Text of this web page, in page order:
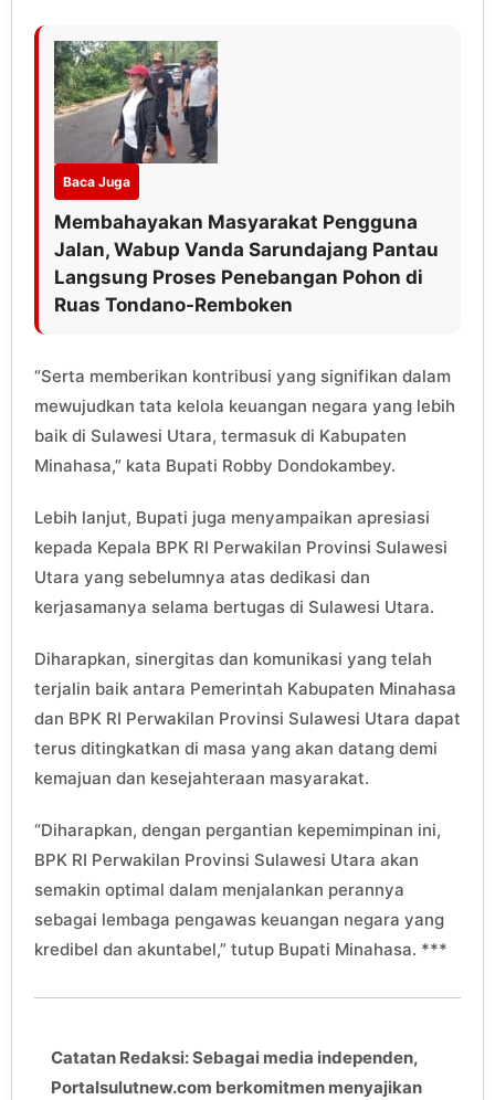
Baca Juga
Membahayakan Masyarakat Pengguna
Jalan, Wabup Vanda Sarundajang Pantau
Langsung Proses Penebangan Pohon di
Ruas Tondano-Remboken
“Serta memberikan kontribusi yang signifikan dalam
mewujudkan tata kelola keuangan negara yang lebih
baik di Sulawesi Utara, termasuk di Kabupaten
Minahasa,” kata Bupati Robby Dondokambey.
Lebih lanjut, Bupati juga menyampaikan apresiasi
kepada Kepala BPK RI Perwakilan Provinsi Sulawesi
Utara yang sebelumnya atas dedikasi dan
kerjasamanya selama bertugas di Sulawesi Utara.
Diharapkan, sinergitas dan komunikasi yang telah
terjalin baik antara Pemerintah Kabupaten Minahasa
dan BPK RI Perwakilan Provinsi Sulawesi Utara dapat
terus ditingkatkan di masa yang akan datang demi
kemajuan dan kesejahteraan masyarakat.
“Diharapkan, dengan pergantian kepemimpinan ini,
BPK RI Perwakilan Provinsi Sulawesi Utara akan
semakin optimal dalam menjalankan perannya
sebagai lembaga pengawas keuangan negara yang
kredibel dan akuntabel,” tutup Bupati Minahasa. ***
Catatan Redaksi: Sebagai media independen,
Portalsulutnew.com berkomitmen menyajikan